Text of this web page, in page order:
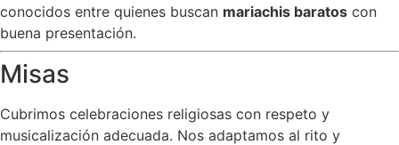
conocidos entre quienes buscan mariachis baratos con
buena presentación.
Misas
Cubrimos celebraciones religiosas con respeto y
musicalización adecuada. Nos adaptamos al rito y